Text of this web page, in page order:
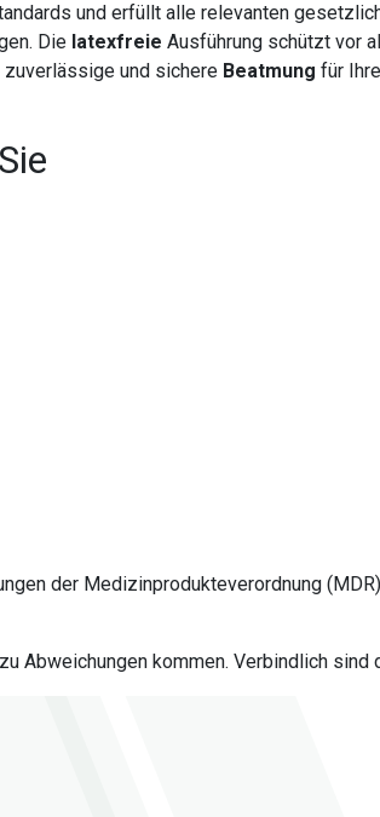
und erfüllt alle relevanten
Die latexfreie Ausführung schützt vor
und sichere Beatmung für
der Medizinprodukteverordnung
kommen. Verbindlich